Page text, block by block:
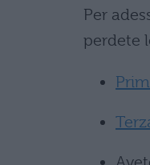
Per
perdete